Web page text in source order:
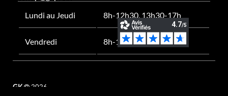
Lundi au Jeudi
8h-12h30, 13h30-17h
Vendredi 8h-12h30, 13h30-16h
GK 2026